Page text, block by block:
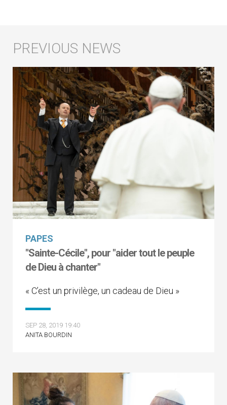
PAPES
"Sainte-Cécile", pour "aider tout le peuple
de Dieu à chanter"
« C’est un privilège, un cadeau de Dieu »
SEP 28, 2019 19:40
ANITA BOURDIN